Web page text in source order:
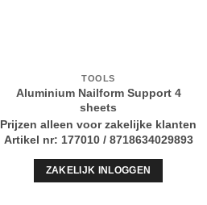
TOOLS
Aluminium Nailform Support 4
sheets
Prijzen alleen voor zakelijke klanten
Artikel nr: 177010 / 8718634029893
ZAKELIJK INLOGGEN